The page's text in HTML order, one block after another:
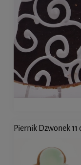
Piernik Dzwonek